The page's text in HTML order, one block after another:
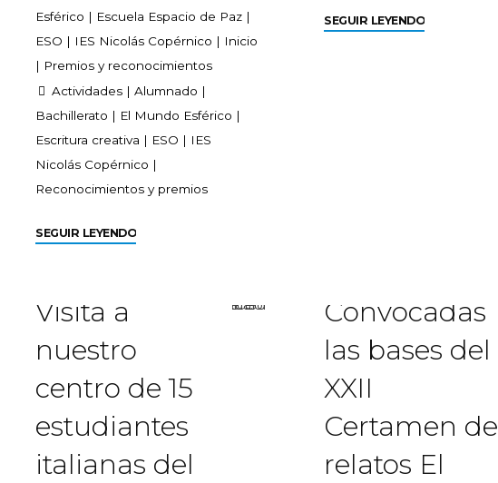
Esférico | Escuela Espacio de Paz |
ESO | IES Nicolás Copérnico | Inicio
| Premios y reconocimientos
Actividades| Alumnado |
Bachillerato | El Mundo Esférico |
Escritura creativa | ESO | IES
Nicolás Copérnico |
Reconocimientos y premios
SEGUIR LEYENDO
SEGUIR LEYENDO
Visita a
nuestro
centro de 15
estudiantes
italianas del
Convocadas
las bases del
XXII
Certamen de
relatos El